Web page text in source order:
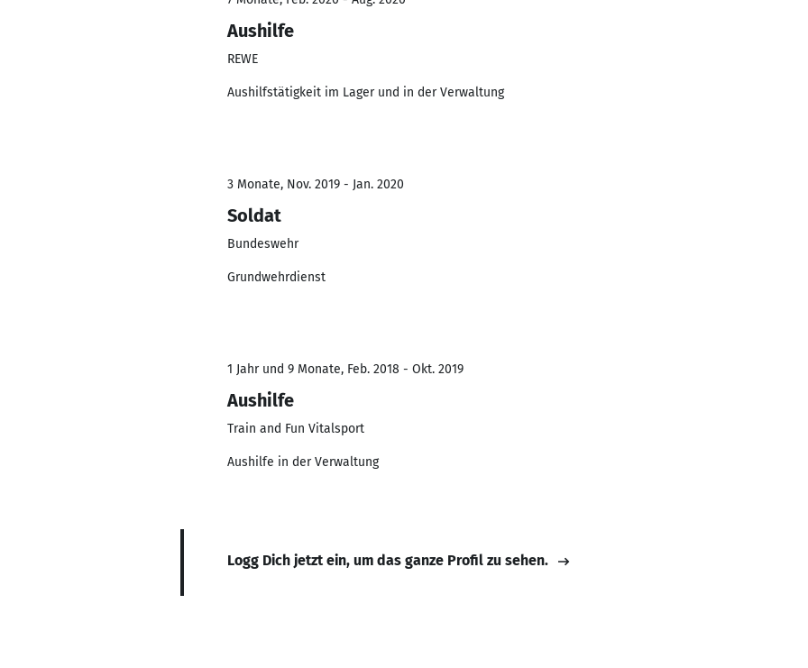
Aushilfe
REWE
Aushilfstätigkeit im Lager und in der Verwaltung
3 Monate, Nov. 2019 - Jan. 2020
Soldat
Bundeswehr
Grundwehrdienst
1 Jahr und 9 Monate, Feb. 2018 - Okt. 2019
Aushilfe
Train and Fun Vitalsport
Aushilfe in der Verwaltung
Logg Dich jetzt ein, um das ganze Profil zu sehen.